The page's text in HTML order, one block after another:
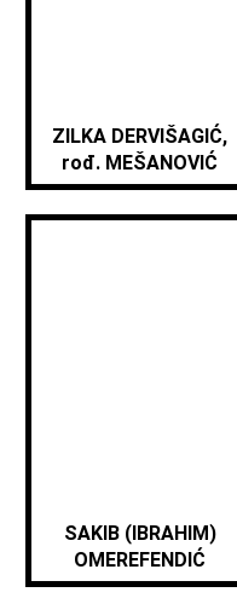
ZILKA DERVIŠAGIĆ,
rođ. MEŠANOVIĆ
SAKIB (IBRAHIM)
OMEREFENDIĆ